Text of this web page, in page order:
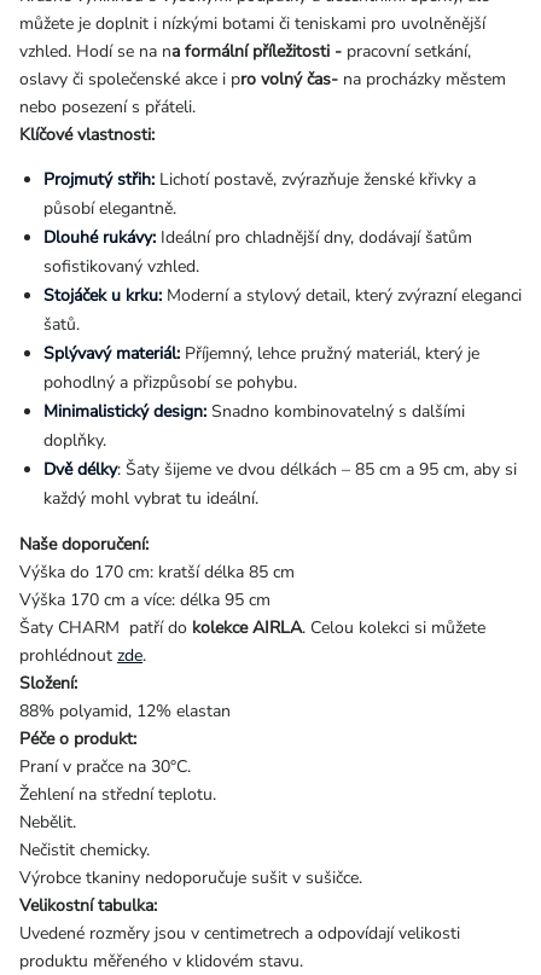
můžete je doplnit i nízkými botami či teniskami pro uvolněnější
vzhled. Hodí se na na formální příležitosti - pracovní setkání,
oslavy či společenské akce i pro volný čas- na procházky městem
nebo posezení s přáteli.
Klíčové vlastnosti:
Projmutý střih: Lichotí postavě, zvýrazňuje ženské křivky a
působí elegantně.
Dlouhé rukávy: Ideální pro chladnější dny, dodávají šatům
sofistikovaný vzhled.
Stojáček u krku: Moderní a stylový detail, který zvýrazní eleganci
šatů.
Splývavý materiál: Příjemný, lehce pružný materiál, který je
pohodlný a přizpůsobí se pohybu.
Minimalistický design: Snadno kombinovatelný s dalšími
doplňky.
Dvě délky: Šaty šijeme ve dvou délkách – 85 cm a 95 cm, aby si
každý mohl vybrat tu ideální.
Naše doporučení:
Výška do 170 cm: kratší délka 85 cm
Výška 170 cm a více: délka 95 cm
Šaty CHARM patří do kolekce AIRLA. Celou kolekci si můžete
prohlédnout zde.
Složení:
88% polyamid, 12% elastan
Péče o produkt:
Praní v pračce na 30°C.
Žehlení na střední teplotu.
Nebělit.
Nečistit chemicky.
Výrobce tkaniny nedoporučuje sušit v sušičce.
Velikostní tabulka:
Uvedené rozměry jsou v centimetrech a odpovídají velikosti
produktu měřeného v klidovém stavu.